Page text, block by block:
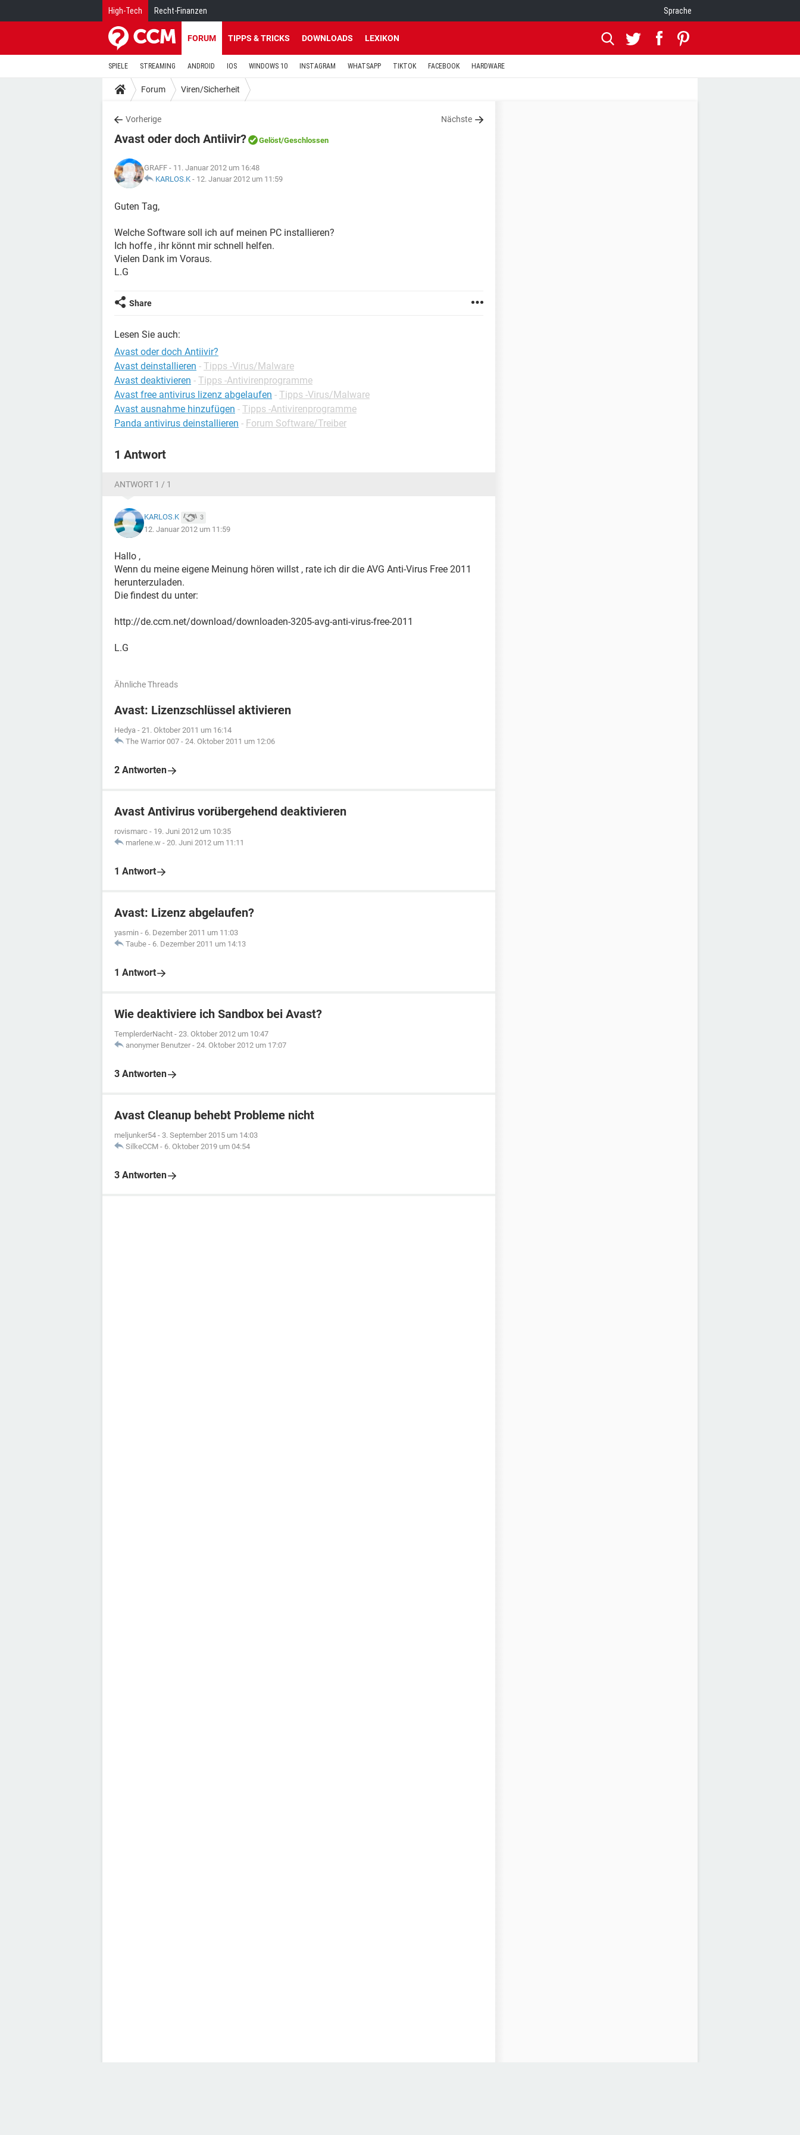
High-Tech Recht-Finanzen Sprache
FORUM TIPPS & TRICKS DOWNLOADS LEXIKON
SPIELE STREAMING ANDROID IOS WINDOWS 10 INSTAGRAM WHATSAPP TIKTOK FACEBOOK HARDWARE
Forum Viren/Sicherheit
Vorherige Nächste
Avast oder doch Antiivir? Gelöst/Geschlossen
GRAFF - 11. Januar 2012 um 16:48
KARLOS.K - 12. Januar 2012 um 11:59
Guten Tag,
Welche Software soll ich auf meinen PC installieren?
Ich hoffe , ihr könnt mir schnell helfen.
Vielen Dank im Voraus.
L.G
Share
Lesen Sie auch:
Avast oder doch Antiivir?
Avast deinstallieren - Tipps -Virus/Malware
Avast deaktivieren - Tipps -Antivirenprogramme
Avast free antivirus lizenz abgelaufen - Tipps -Virus/Malware
Avast ausnahme hinzufügen - Tipps -Antivirenprogramme
Panda antivirus deinstallieren - Forum Software/Treiber
1 Antwort
ANTWORT 1 / 1
KARLOS.K 3
12. Januar 2012 um 11:59
Hallo ,
Wenn du meine eigene Meinung hören willst , rate ich dir die AVG Anti-Virus Free 2011
herunterzuladen.
Die findest du unter:
http://de.ccm.net/download/downloaden-3205-avg-anti-virus-free-2011
L.G
Ähnliche Threads
Avast: Lizenzschlüssel aktivieren
Hedya - 21. Oktober 2011 um 16:14
The Warrior 007 - 24. Oktober 2011 um 12:06
2 Antworten
Avast Antivirus vorübergehend deaktivieren
rovismarc - 19. Juni 2012 um 10:35
marlene.w - 20. Juni 2012 um 11:11
1 Antwort
Avast: Lizenz abgelaufen?
yasmin - 6. Dezember 2011 um 11:03
Taube - 6. Dezember 2011 um 14:13
1 Antwort
Wie deaktiviere ich Sandbox bei Avast?
TemplerderNacht - 23. Oktober 2012 um 10:47
anonymer Benutzer - 24. Oktober 2012 um 17:07
3 Antworten
Avast Cleanup behebt Probleme nicht
meljunker54 - 3. September 2015 um 14:03
SilkeCCM - 6. Oktober 2019 um 04:54
3 Antworten